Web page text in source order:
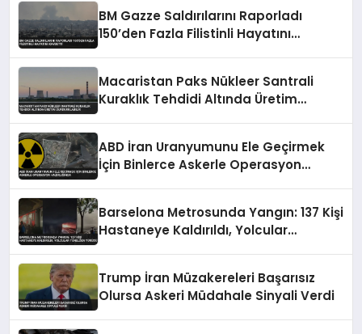
BM Gazze Saldırılarını Raporladı
150’den Fazla Filistinli Hayatını
Macaristan Paks Nükleer Santrali
Kuraklık Tehdidi Altında Üretim
ABD İran Uranyumunu Ele Geçirmek
İçin Binlerce Askerle Operasyon
Barselona Metrosunda Yangın: 137 Kişi
Hastaneye Kaldırıldı, Yolcular
Trump İran Müzakereleri Başarısız
Olursa Askeri Müdahale Sinyali Verdi